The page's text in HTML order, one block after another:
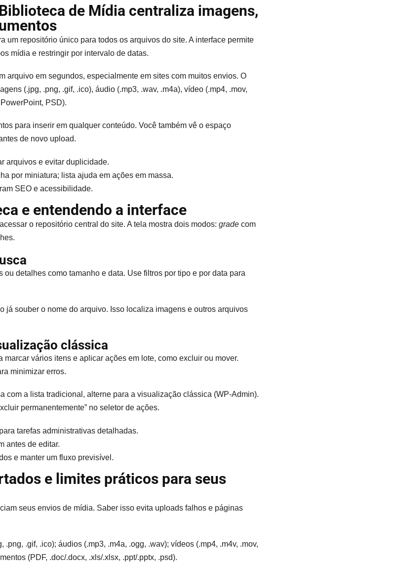
de Mídia centraliza imagens,
um repositório único para todos os arquivos do site. A interface permite
mídia e restringir por intervalo de datas.
arquivo em segundos, especialmente em sites com muitos envios. O
(.jpg, .png, .gif, .ico), áudio (.mp3, .wav, .m4a), vídeo (.mp4, .mov,
PSD).
para inserir em qualquer conteúdo. Você também vê o espaço
de novo upload.
arquivos e evitar duplicidade.
por miniatura; lista ajuda em ações em massa.
SEO e acessibilidade.
e entendendo a interface
o repositório central do site. A tela mostra dois modos: gradecom
detalhes como tamanho e data. Use filtros por tipo e por data para
já souber o nome do arquivo. Isso localiza imagens e outros arquivos
clássica
vários itens e aplicar ações em lote, como excluir ou mover.
minimizar erros.
com a lista tradicional, alterne para a visualização clássica (WP-Admin).
permanentemente” no seletor de ações.
tarefas administrativas detalhadas.
antes de editar.
e manter um fluxo previsível.
e limites práticos para seus
seus envios de mídia. Saber isso evita uploads falhos e páginas
.png, .gif, .ico); áudios (.mp3, .m4a, .ogg, .wav); vídeos (.mp4, .m4v, .mov,
(PDF, .doc/.docx, .xls/.xlsx, .ppt/.pptx, .psd).